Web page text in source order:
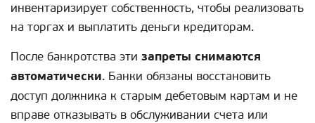
инвентаризирует собственность, чтобы реализовать
на торгах и выплатить деньги кредиторам.
После банкротства эти запреты снимаются
автоматически. Банки обязаны восстановить
доступ должника к старым дебетовым картам и не
вправе отказывать в обслуживании счета или